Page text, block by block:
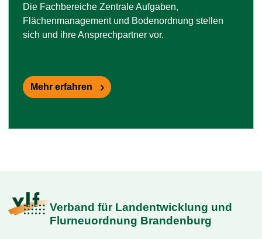
Die Fachbereiche Zentrale Aufgaben,
Flächenmanagement und Bodenordnung stellen
sich und ihre Ansprechpartner vor.
Mehr erfahren
Verband für Landentwicklung und
Flurneuordnung Brandenburg